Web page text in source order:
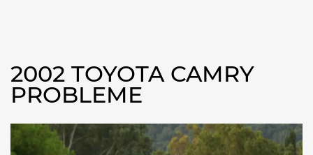
2002 TOYOTA CAMRY
PROBLEME